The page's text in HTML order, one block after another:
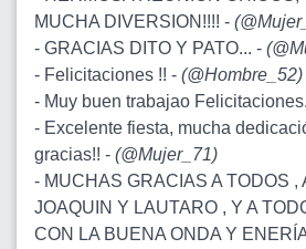
MUCHA DIVERSION!!!! - (
- GRACIAS DITO Y PATO... - (
- Felicitaciones !! - (@Hombre_52)
- Muy buen trabajao
- Excelente fiesta, mucha
gracias!! - (@Mujer_71)
- MUCHAS GRACIAS A TODOS ,
JOAQUIN Y LAUTARO , Y A
CON LA BUENA ONDA Y